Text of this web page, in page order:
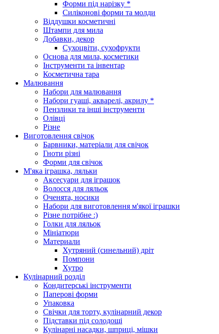
Форми під нарізку *
Силіконові форми та молди
Віддушки косметичні
Штампи для мила
Добавки, декор
Сухоцвіти, сухофрукти
Основа для мила, косметики
Інструменти та інвентар
Косметична тара
Малювання
Набори для малювання
Набори гуаші, акварелі, акрилу *
Пензлики та інші інструменти
Олівці
Різне
Виготовлення свічок
Барвники, матеріали для свічок
Гноти різні
Форми для свічок
М'яка іграшка, ляльки
Аксесуари для іграшок
Волосся для ляльок
Оченята, носики
Набори для виготовлення м'якої іграшки
Різне потрібне :)
Голки для ляльок
Мініатюри
Материали
Хутряний (синельний) дріт
Помпони
Хутро
Кулінарний розділ
Кондитерські інструменти
Паперові форми
Упаковка
Свічки для торту, кулінарний декор
Підставки під солодощі
Кулінарні насадки, шприці, мішки